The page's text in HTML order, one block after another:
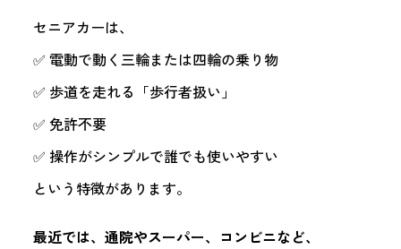
セニアカーは、
✅ 電動で動く三輪または四輪の乗り物
✅ 歩道を走れる「歩行者扱い」
✅ 免許不要
✅ 操作がシンプルで誰でも使いやすい
という特徴があります。
最近では、通院やスーパー、コンビニなど、